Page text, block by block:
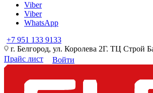
Viber
Viber
WhatsApp
+7 951 133 9133
г. Белгород, ул. Королева 2Г. ТЦ Строй
Прайс лист
Войти